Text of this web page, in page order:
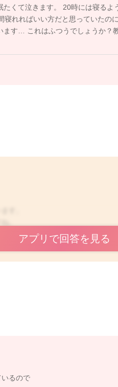
たくて泣きます。 20時には寝る
寝れればいい方だと思っていたの
す… これはふつうでしょうか？
なっているのですね。
ません。
に元気にまた遊び出すようになっ
アプリで回答を見る
るので